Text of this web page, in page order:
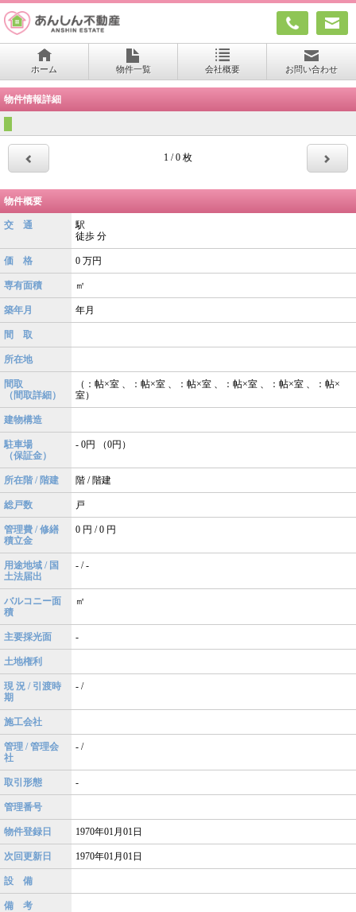
ホーム 物件一覧 会社概要 お問い合わせ
物件情報詳細
1 / 0 枚
物件概要
交 通
駅
徒歩 分
価 格 0 万円
専有面積 ㎡
築年月 年月
間 取
所在地
間取
（間取詳細）
（：帖×室 、：帖×室 、：帖×室 、：帖×室 、：帖×室 、：帖×
室）
建物構造
駐車場
（保証金）
- 0円 （0円）
所在階 / 階建 階 / 階建
総戸数 戸
管理費 / 修繕
積立金
0 円 / 0 円
用途地域 / 国
土法届出
- / -
バルコニー面
積
㎡
主要採光面 -
土地権利
現 況 / 引渡時
期
- /
施工会社
管理 / 管理会
社
- /
取引形態 -
管理番号
物件登録日 1970年01月01日
次回更新日 1970年01月01日
設 備
備 考